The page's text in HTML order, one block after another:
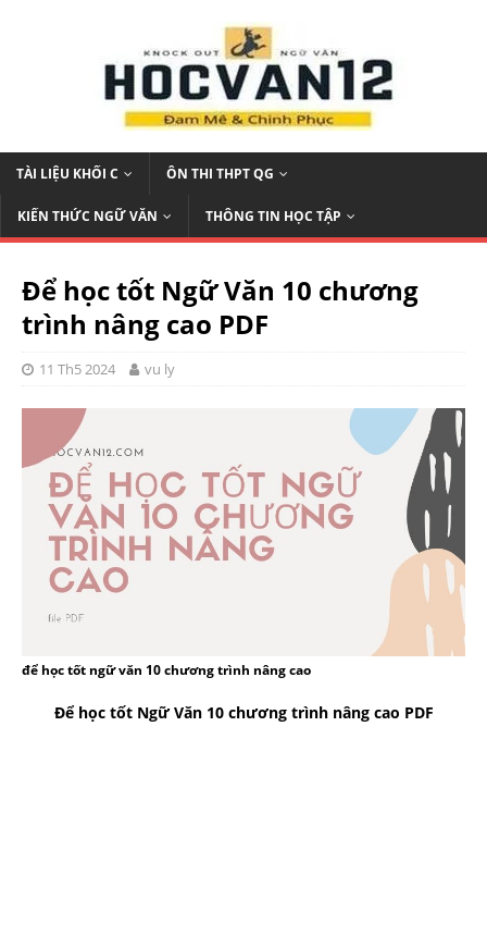
TÀI LIỆU KHỐI C ÔN THI THPT QG
KIẾN THỨC NGỮ VĂN THÔNG TIN HỌC TẬP
Để học tốt Ngữ Văn 10 chương
trình nâng cao PDF
11 Th5 2024 vu ly
để học tốt ngữ văn 10 chương trình nâng cao
Để học tốt Ngữ Văn 10 chương trình nâng cao PDF